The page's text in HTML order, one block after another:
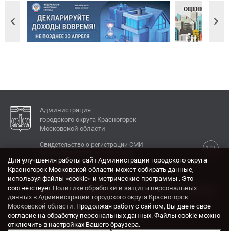
Администрация
городского округа Красногорск
Московской области
12+
Свидетельство о регистрации СМИ
КОНТАКТЫ
Адрес: 143404, Московская область, г. Красногорск,
ул. Ленина, дом 4.
Электронная почта:
krasrn@mosreg.ru
Для улучшения работы сайт Администрации городского округа
Красногорск Московской области может собирать данные,
используя файлы «cookie» и метрические программы . Это
соответствует Политике обработки и защиты персональных
данных в Администрации городского округа Красногорск
Московской области. Продолжая работу с сайтом, Вы даете свое
согласие на обработку персональных данных. Файлы cookie можно
отключить в настройках Вашего браузера.